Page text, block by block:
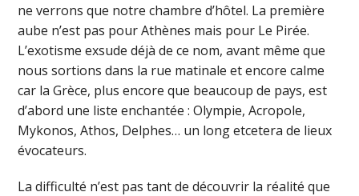
ne verrons que notre chambre d’hôtel. La première
aube n’est pas pour Athènes mais pour Le Pirée.
L’exotisme exsude déjà de ce nom, avant même que
nous sortions dans la rue matinale et encore calme
car la Grèce, plus encore que beaucoup de pays, est
d’abord une liste enchantée : Olympie, Acropole,
Mykonos, Athos, Delphes… un long etcetera de lieux
évocateurs.
La difficulté n’est pas tant de découvrir la réalité que